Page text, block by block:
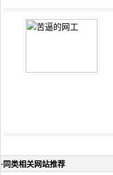
· 同类相关网站推荐